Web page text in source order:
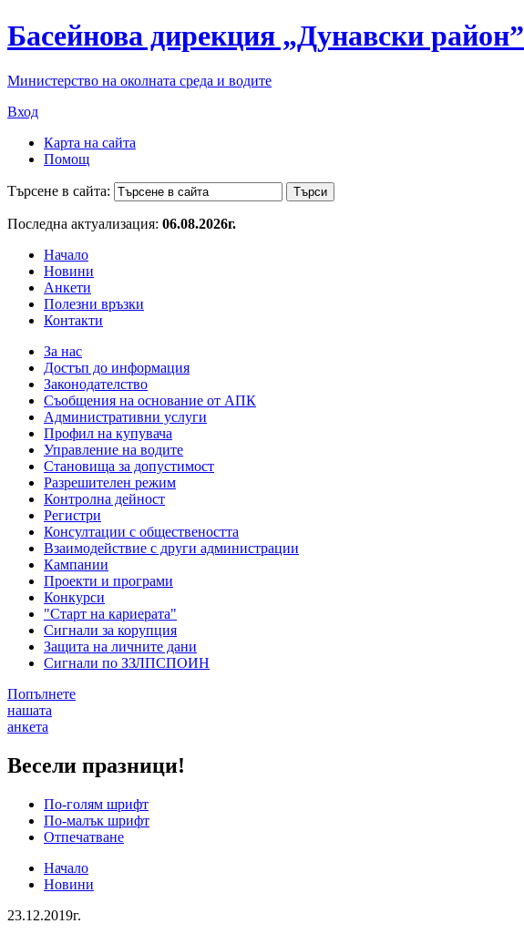
Басейнова дирекция „Дунавски район”
Министерство на околната среда и водите
Вход
Карта на сайта
Помощ
Търсене в сайта:
Последна актуализация: 06.08.2026г.
Начало
Новини
Анкети
Полезни връзки
Контакти
За нас
Достъп до информация
Законодателство
Съобщения на основание от АПК
Административни услуги
Профил на купувача
Управление на водите
Становища за допустимост
Разрешителен режим
Контролна дейност
Регистри
Консултации с обществеността
Взаимодействие с други администрации
Кампании
Проекти и програми
Конкурси
"Старт на кариерата"
Сигнали за корупция
Защита на личните дани
Сигнали по ЗЗЛПСПОИН
Попълнете
нашата
анкета
Весели празници!
По-голям шрифт
По-малък шрифт
Отпечатване
Начало
Новини
23.12.2019г.